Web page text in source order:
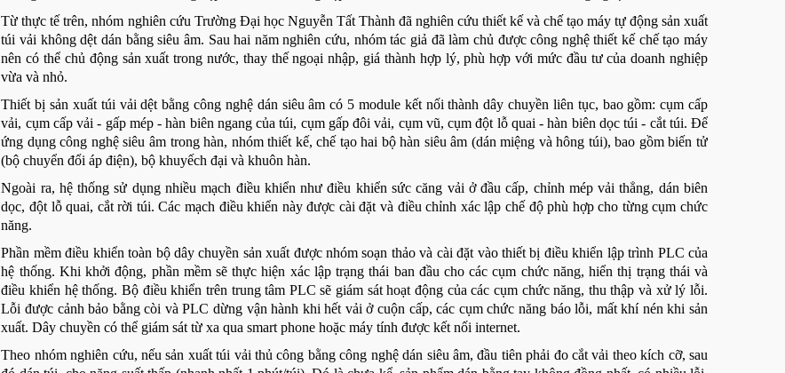
Từ thực tế trên, nhóm nghiên cứu Trường Đại học Nguyễn Tất Thành đã nghiên cứu thiết kế và chế tạo máy tự động sản xuất
túi vải không dệt dán bằng siêu âm. Sau hai năm nghiên cứu, nhóm tác giả đã làm chủ được công nghệ thiết kế chế tạo máy
nên có thể chủ động sản xuất trong nước, thay thế ngoại nhập, giá thành hợp lý, phù hợp với mức đầu tư của doanh nghiệp
vừa và nhỏ.
Thiết bị sản xuất túi vải dệt bằng công nghệ dán siêu âm có 5 module kết nối thành dây chuyền liên tục, bao gồm: cụm cấp
vải, cụm cấp vải - gấp mép - hàn biên ngang của túi, cụm gấp đôi vải, cụm vũ, cụm đột lỗ quai - hàn biên dọc túi - cắt túi. Để
ứng dụng công nghệ siêu âm trong hàn, nhóm thiết kế, chế tạo hai bộ hàn siêu âm (dán miệng và hông túi), bao gồm biến tử
(bộ chuyển đổi áp điện), bộ khuyếch đại và khuôn hàn.
Ngoài ra, hệ thống sử dụng nhiều mạch điều khiển như điều khiển sức căng vải ở đầu cấp, chỉnh mép vải thẳng, dán biên
dọc, đột lỗ quai, cắt rời túi. Các mạch điều khiển này được cài đặt và điều chỉnh xác lập chế độ phù hợp cho từng cụm chức
năng.
Phần mềm điều khiển toàn bộ dây chuyền sản xuất được nhóm soạn thảo và cài đặt vào thiết bị điều khiển lập trình PLC của
hệ thống. Khi khởi động, phần mềm sẽ thực hiện xác lập trạng thái ban đầu cho các cụm chức năng, hiển thị trạng thái và
điều khiển hệ thống. Bộ điều khiển trên trung tâm PLC sẽ giám sát hoạt động của các cụm chức năng, thu thập và xử lý lỗi.
Lỗi được cảnh bảo bằng còi và PLC dừng vận hành khi hết vải ở cuộn cấp, các cụm chức năng báo lỗi, mất khí nén khi sản
xuất. Dây chuyền có thể giám sát từ xa qua smart phone hoặc máy tính được kết nối internet.
Theo nhóm nghiên cứu, nếu sản xuất túi vải thủ công bằng công nghệ dán siêu âm, đầu tiên phải đo cắt vải theo kích cỡ, sau